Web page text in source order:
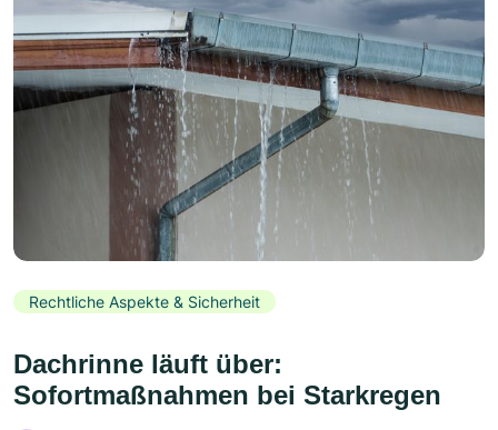
Rechtliche Aspekte & Sicherheit
Dachrinne läuft über:
Sofortmaßnahmen bei Starkregen